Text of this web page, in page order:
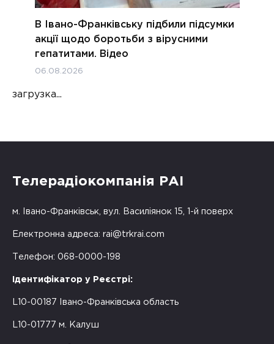
В Івано-Франківську підбили підсумки
акції щодо боротьби з вірусними
гепатитами. Відео
06.08.2026
загрузка...
Телерадіокомпанія РАІ
м. Івано-Франківськ, вул. Василіянок 15, 1-й поверх
Електронна адреса: rai@trkrai.com
Телефон: 068-0000-198
Ідентифікатор у Реєстрі:
L10-00187 Івано-Франківська область
L10-01777 м. Калуш